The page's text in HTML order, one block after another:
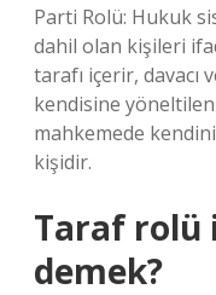
Parti Rolü: Hukuk
dahil olan kişileri
tarafı içerir, davacı
kendisine
mahkemede
kişidir.
Taraf rolü
demek?